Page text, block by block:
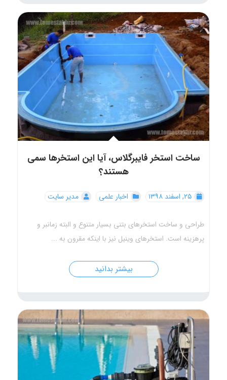
ساخت استخر فایبرگلاس، آیا این استخرها سمی
هستند؟
اخبار علمی مدیر سایت
طراحی و ساخت استخرهای بتنی بسیار متنوع و البته زمانبر و
پرهزینه است. استخرهای وینیل نیز با اینکه مقرون به ...
بیشتر بدانید